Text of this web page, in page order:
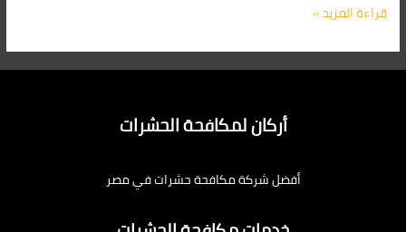
قراءة المزيد »
أركان لمكافحة الحشرات
أفضل شركة مكافحة حشرات في مصر